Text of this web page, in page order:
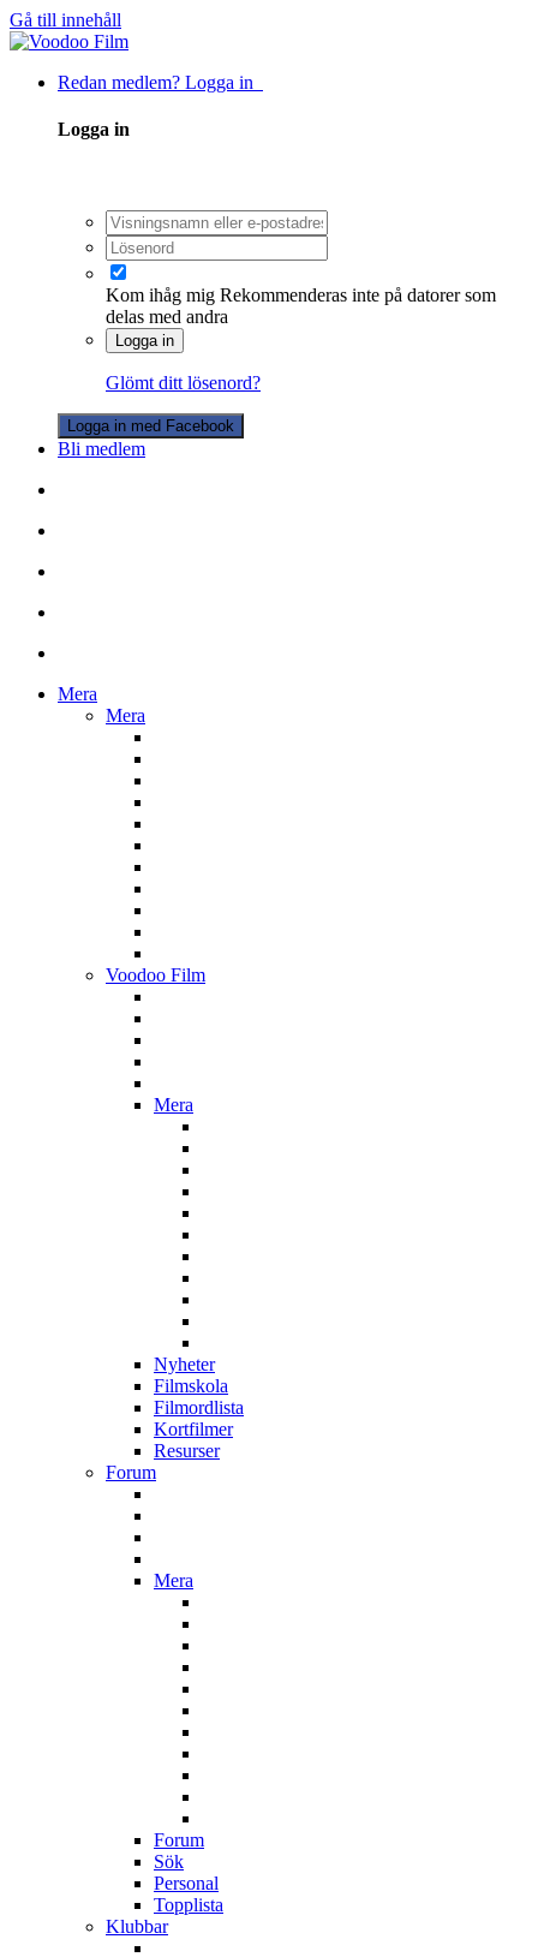
Gå till innehåll
Redan medlem? Logga in
Logga in
Kom ihåg mig Rekommenderas inte på datorer som
delas med andra
Logga in
Glömt ditt lösenord?
Logga in med Facebook
Bli medlem
Mera
Mera
Voodoo Film
Mera
Nyheter
Filmskola
Filmordlista
Kortfilmer
Resurser
Forum
Mera
Forum
Sök
Personal
Topplista
Klubbar